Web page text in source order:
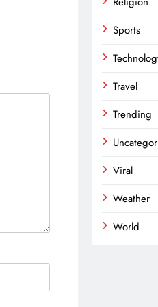
Sports
Travel
Trending
Viral
Weather
World